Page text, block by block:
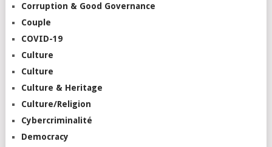
Corruption & Good Governance
Couple
COVID-19
Culture
Culture
Culture & Heritage
Culture/Religion
Cybercriminalité
Democracy